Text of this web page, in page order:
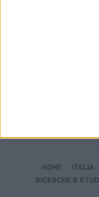
HOME ITALIA
RICERCHE & STUDI